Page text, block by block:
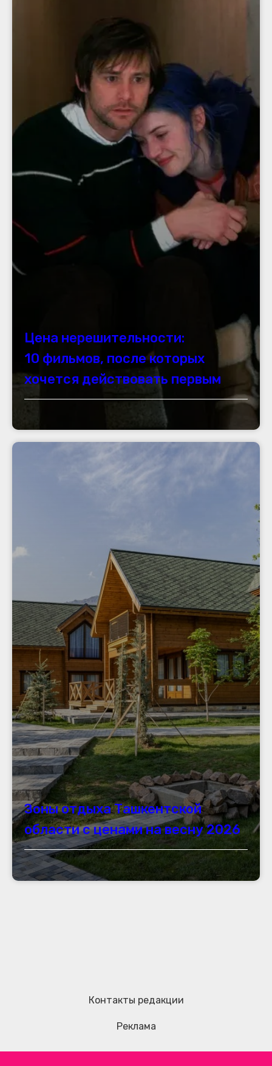
Цена нерешительности:
10 фильмов, после которых
хочется действовать первым
Зоны отдыха Ташкентской
области с ценами на весну 2026
Контакты редакции
Реклама